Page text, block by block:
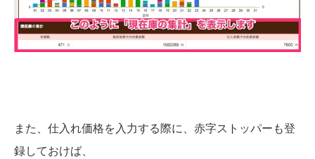
また、仕入れ価格を入力する際に、赤字ストッパーも登
録しておけば、